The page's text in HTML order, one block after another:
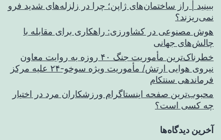
ببینید | راز ساختمان‌های ژاپن؛ چرا در زلزله‌های شدید فرو
نمی‌ریزند؟
هوش مصنوعی در کشاورزی: راهکاری برای مقابله با
چالش‌های جهانی
خطرناک‌ترین مأموریت جنگ ۴۰ روزه به روایت معاون
نیروی هوایی ارتش/ مأموریت ویژه سوخو-۲۴ علیه مرکز
فرماندهی سنتکام
محبوب‌ترین صفحه اینستاگرام ورزشکاران مرد در اختیار
چه کسی است؟
آخرین دیدگاه‌ها